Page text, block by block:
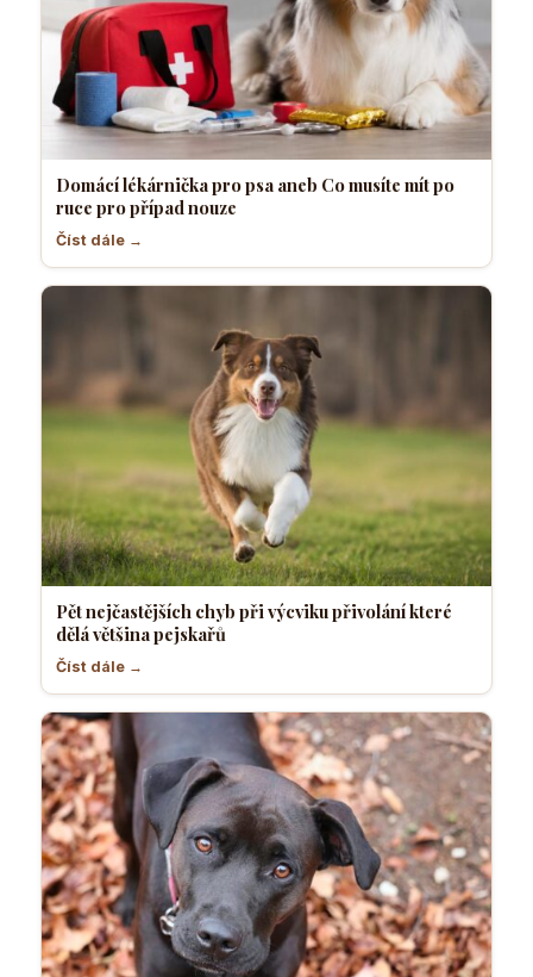
Domácí lékárnička pro psa aneb Co musíte mít po
ruce pro případ nouze
Číst dále →
Pět nejčastějších chyb při výcviku přivolání které
dělá většina pejskařů
Číst dále →